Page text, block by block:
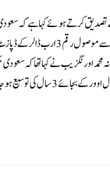
ڈالر پہلے ہی موصول ہو چکے ہیں، 20 اپریل کو
سپورٹ اگلے ہفتے تک ہمیں مل جائے گی۔وزیرِ خزانہ